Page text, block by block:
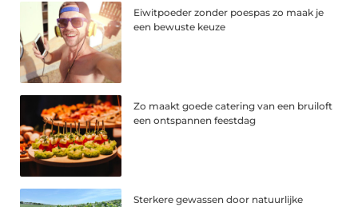
Eiwitpoeder zonder poespas zo maak je
een bewuste keuze
Zo maakt goede catering van een bruiloft
een ontspannen feestdag
Sterkere gewassen door natuurlijke